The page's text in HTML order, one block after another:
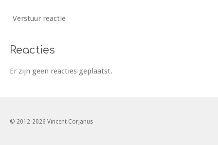
Verstuur reactie
Reacties
Er zijn geen reacties geplaatst.
© 2012-2026 Vincent Corjanus